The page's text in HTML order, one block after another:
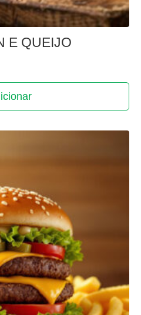
E QUEIJO